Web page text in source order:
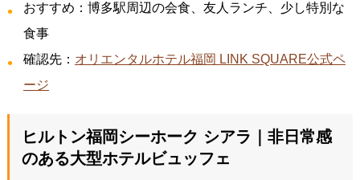
おすすめ：博多駅周辺の会食、友人ランチ、少し特別な
食事
確認先： オリエンタルホテル福岡 LINK SQUARE公式ペ
ージ
ヒルトン福岡シーホーク シアラ｜非日常感
のある大型ホテルビュッフェ